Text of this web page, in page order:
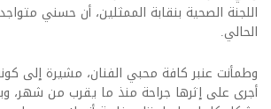
اللجنة الصحية بنقابة الممثلين، أن حسني
الحالي.
وطمأنت عنبر كافة محبي الفنان، مشيرة إلى
أجرى على إثرها جراحة منذ ما يقرب من شهر،